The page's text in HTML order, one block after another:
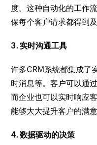
度。这种自动化的工作
保每个客户请求都得到及
3. 实时沟通工具
许多CRM系统都集成了
时消息等。客户可以通
而企业也可以实时响应
能够大大提升客户的满意
4. 数据驱动的决策